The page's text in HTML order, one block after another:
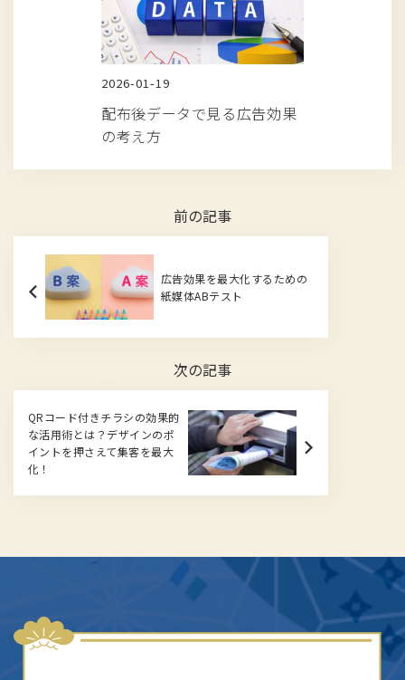
2026-01-19
配布後データで見る広告効果
の考え方
前の記事
広告効果を最大化するための
紙媒体ABテスト
次の記事
QRコード付きチラシの効果的
な活用術とは？デザインのポ
イントを押さえて集客を最大
化！